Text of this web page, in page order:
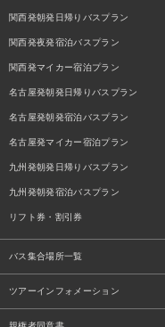
関西発朝発日帰りバスプラン
関西発夜発宿泊バスプラン
関西発マイカー宿泊プラン
名古屋発朝発日帰りバスプラン
名古屋発朝発宿泊バスプラン
名古屋発マイカー宿泊プラン
九州発朝発日帰りバスプラン
九州発朝発宿泊バスプラン
リフト券・割引券
バス集合場所一覧
ツアーインフォメーション